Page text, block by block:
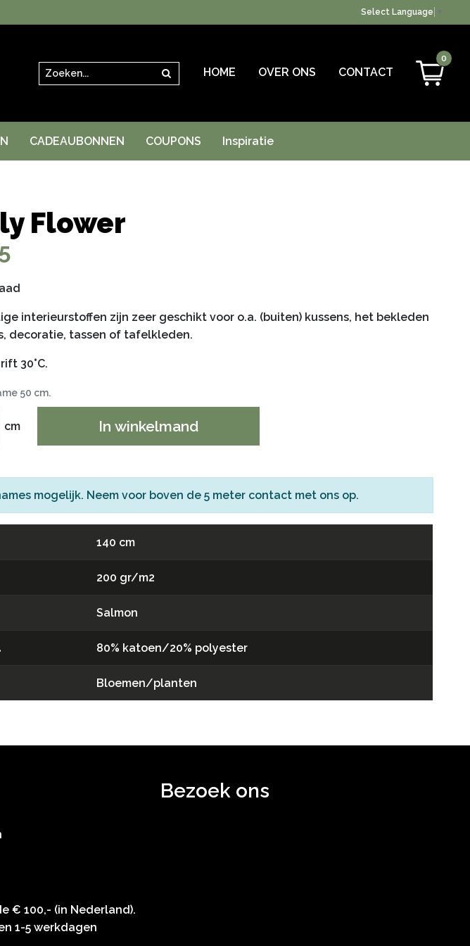
Select Language
Zoeken Zoeken HOME OVER ONS CONTACT
0
CADEAUBONNEN COUPONS Inspiratie
Flower
interieurstoffen zijn zeer geschikt voor o.a. (buiten) kussens, het bekleden
decoratie, tassen of tafelkleden.
30°C.
50 cm.
cm In winkelmand
mogelijk. Neem voor boven de 5 meter contact met ons op.
140 cm
200 gr/m2
Salmon
80% katoen/20% polyester
Bloemen/planten
€ 100,- (in Nederland).
1-5 werkdagen
Bezoek ons